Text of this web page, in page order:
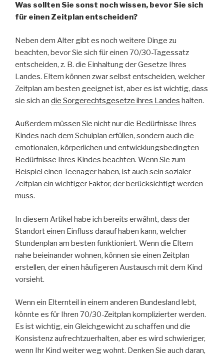
Was sollten Sie sonst noch wissen, bevor Sie sich
für einen Zeitplan entscheiden?
Neben dem Alter gibt es noch weitere Dinge zu
beachten, bevor Sie sich für einen 70/30-Tagessatz
entscheiden, z. B. die Einhaltung der Gesetze Ihres
Landes. Eltern können zwar selbst entscheiden, welcher
Zeitplan am besten geeignet ist, aber es ist wichtig, dass
sie sich an die Sorgerechtsgesetze ihres Landes halten.
Außerdem müssen Sie nicht nur die Bedürfnisse Ihres
Kindes nach dem Schulplan erfüllen, sondern auch die
emotionalen, körperlichen und entwicklungsbedingten
Bedürfnisse Ihres Kindes beachten. Wenn Sie zum
Beispiel einen Teenager haben, ist auch sein sozialer
Zeitplan ein wichtiger Faktor, der berücksichtigt werden
muss.
In diesem Artikel habe ich bereits erwähnt, dass der
Standort einen Einfluss darauf haben kann, welcher
Stundenplan am besten funktioniert. Wenn die Eltern
nahe beieinander wohnen, können sie einen Zeitplan
erstellen, der einen häufigeren Austausch mit dem Kind
vorsieht.
Wenn ein Elternteil in einem anderen Bundesland lebt,
könnte es für Ihren 70/30-Zeitplan komplizierter werden.
Es ist wichtig, ein Gleichgewicht zu schaffen und die
Konsistenz aufrechtzuerhalten, aber es wird schwieriger,
wenn Ihr Kind weiter weg wohnt. Denken Sie auch daran,